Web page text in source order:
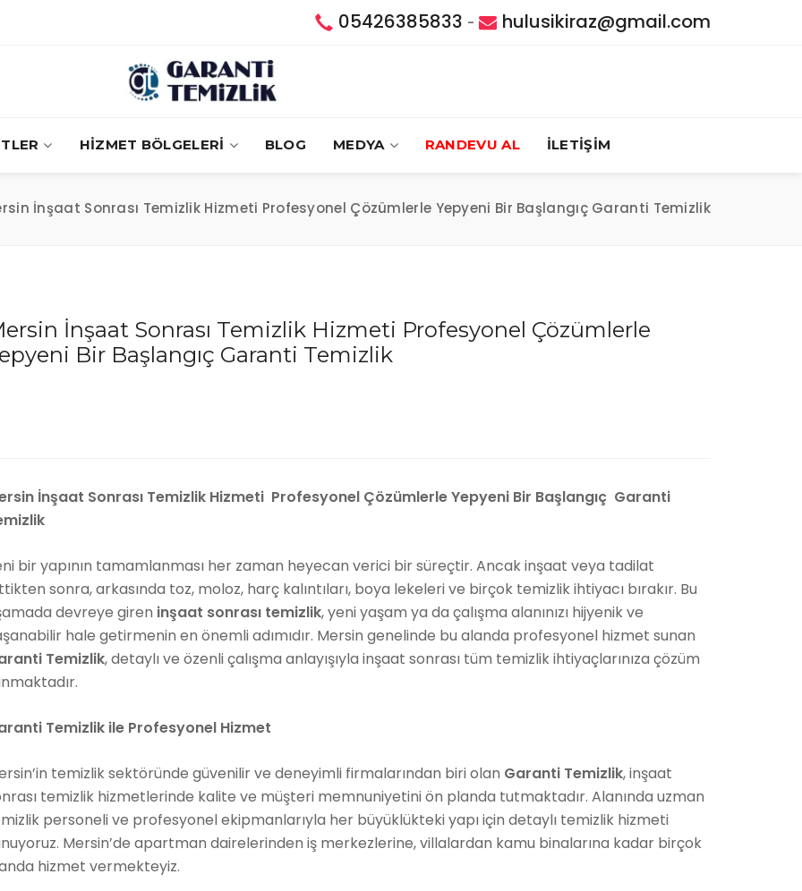
05426385833 - hulusikiraz@gmail.com
HİZMET BÖLGELERİ BLOG MEDYA RANDEVU AL İLETİŞİM
İnşaat Sonrası Temizlik Hizmeti Profesyonel Çözümlerle Yepyeni Bir Başlangıç Garanti Temizlik
İnşaat Sonrası Temizlik Hizmeti Profesyonel Çözümlerle
Bir Başlangıç Garanti Temizlik
İnşaat Sonrası Temizlik Hizmeti Profesyonel Çözümlerle Yepyeni Bir Başlangıç Garanti
bir yapının tamamlanması her zaman heyecan verici bir süreçtir. Ancak inşaat veya tadilat
sonra, arkasında toz, moloz, harç kalıntıları, boya lekeleri ve birçok temizlik ihtiyacı bırakır. Bu
devreye giren inşaat sonrası temizlik, yeni yaşam ya da çalışma alanınızı hijyenik ve
hale getirmenin en önemli adımıdır. Mersin genelinde bu alanda profesyonel hizmet sunan
Temizlik, detaylı ve özenli çalışma anlayışıyla inşaat sonrası tüm temizlik ihtiyaçlarınıza çözüm
Temizlik ile Profesyonel Hizmet
temizlik sektöründe güvenilir ve deneyimli firmalarından biri olan Garanti Temizlik, inşaat
temizlik hizmetlerinde kalite ve müşteri memnuniyetini ön planda tutmaktadır. Alanında uzman
personeli ve profesyonel ekipmanlarıyla her büyüklükteki yapı için detaylı temizlik hizmeti
Mersin’de apartman dairelerinden iş merkezlerine, villalardan kamu binalarına kadar birçok
hizmet vermekteyiz.